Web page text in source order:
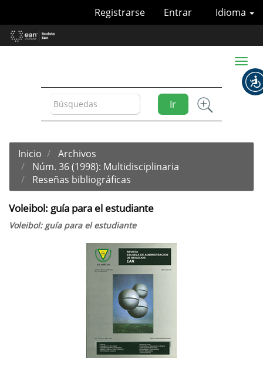
Contenido
principal
Idioma
Registrarse Entrar
Ir
Toggle
Inicio
Archivos
Núm. 36 (1998): Multidisciplinaria
Reseñas bibliográficas
Voleibol: guía para el estudiante
Voleibol: guía para el estudiante